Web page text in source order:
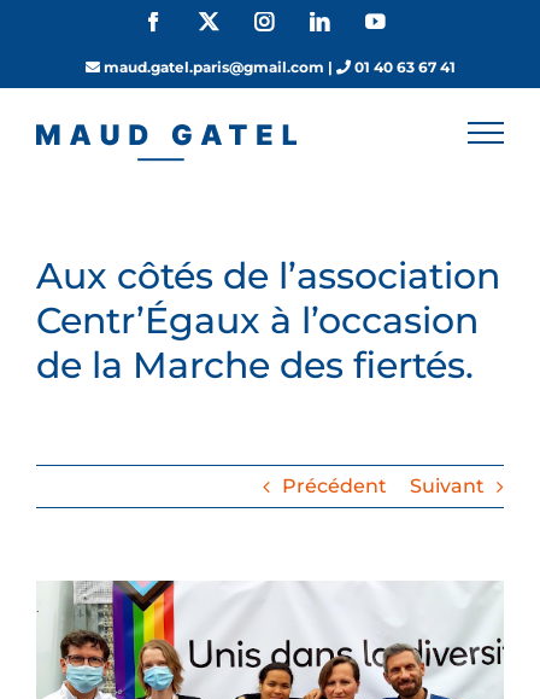
Facebook InstagramLinkedInYouTube
maud.gatel.paris@gmail.com | 01 40 63 67 41
Aux côtés de l’association
Centr’Égaux à l’occasion
de la Marche des fiertés.
Précédent Suivant
l'image
agrandie